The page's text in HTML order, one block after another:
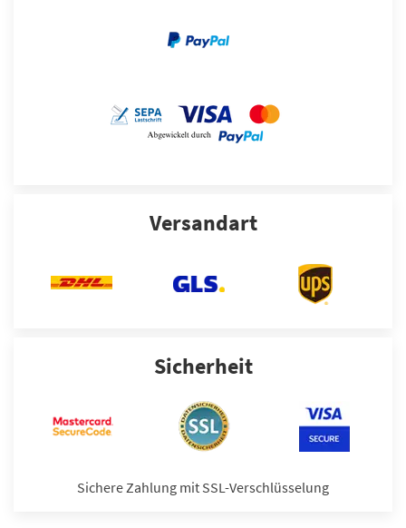
Versandart
Sicherheit
Sichere Zahlung mit SSL-Verschlüsselung